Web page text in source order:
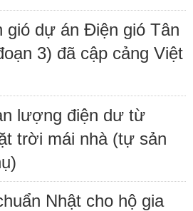
gió dự án Điện gió Tân
3) đã cập cảng Việt
lượng điện dư từ
trời mái nhà (tự sản
Nhật cho hộ gia